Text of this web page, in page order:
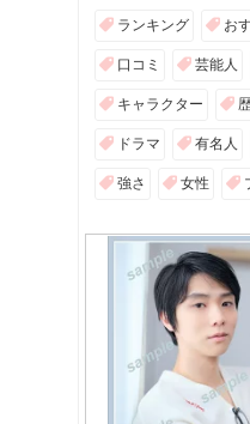
ランキング お
口コミ 芸能人
キャラクター
ドラマ 有名人
強さ 女性